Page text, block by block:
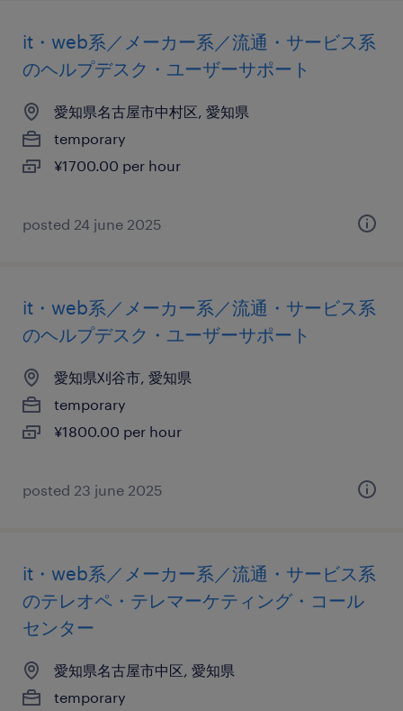
it・web系／メーカー系／流通・サービス系
のヘルプデスク・ユーザーサポート
愛知県名古屋市中村区, 愛知県
temporary
¥1700.00 per hour
posted 24 june 2025
it・web系／メーカー系／流通・サービス系
のヘルプデスク・ユーザーサポート
愛知県刈谷市, 愛知県
temporary
¥1800.00 per hour
posted 23 june 2025
it・web系／メーカー系／流通・サービス系
のテレオペ・テレマーケティング・コール
センター
愛知県名古屋市中区, 愛知県
temporary